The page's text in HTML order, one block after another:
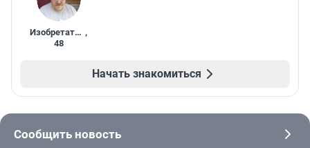
Изобретатель ,
48
Начать знакомиться
Сообщить новость